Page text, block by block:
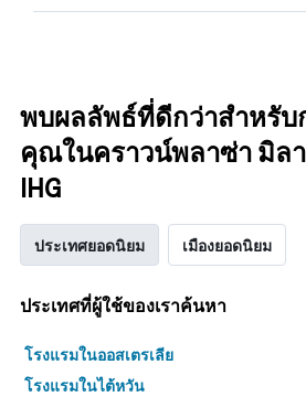
พบผลลัพธ์ที่ดีกว่าสำหรับ
คุณในคราวน์พลาซ่า มิล
IHG
ประเทศยอดนิยม เมืองยอดนิยม
ประเทศที่ผู้ใช้ของเราค้นหา
โรงแรมในออสเตรเลีย
โรงแรมในไต้หวัน